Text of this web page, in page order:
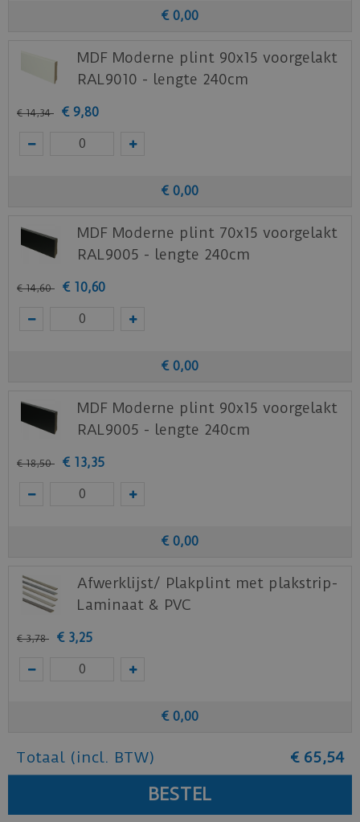
€ 0,00
MDF Moderne plint 90x15 voorgelakt
RAL9010 - lengte 240cm
€ 14,34 € 9,80
€ 0,00
MDF Moderne plint 70x15 voorgelakt
RAL9005 - lengte 240cm
€ 14,60 € 10,60
€ 0,00
MDF Moderne plint 90x15 voorgelakt
RAL9005 - lengte 240cm
€ 18,50 € 13,35
€ 0,00
Afwerklijst/ Plakplint met plakstrip-
Laminaat & PVC
€ 3,78 € 3,25
€ 0,00
Totaal (incl. BTW) € 65,54